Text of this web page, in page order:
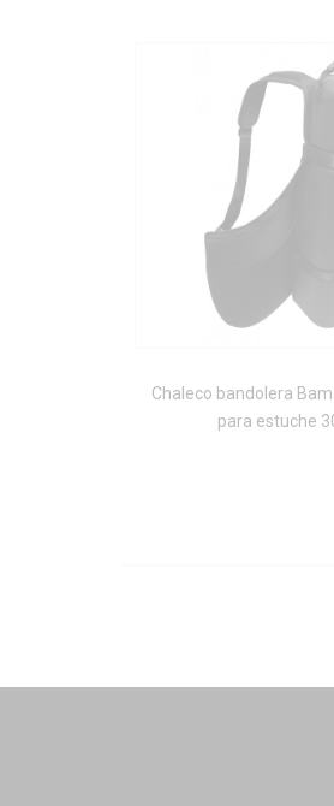
Chaleco bandolera
para estuche